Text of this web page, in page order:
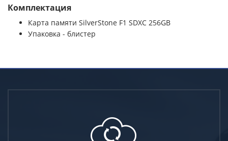
Комплектация
Карта памяти SilverStone F1 SDXC 256GB
Упаковка - блистер